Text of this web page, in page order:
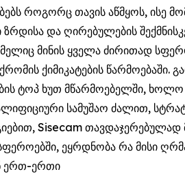
როგორც თავის აწმყოს, ისე
და ღირებულების
მინის ყველა ძირითად
ქიმიკატების წარმოებაში.
ტოპ ხუთ მწარმოებელში,
სამუშაო ძალით,
Sisecam თავდაჯერებულად
ეყრდნობა რა მისი
ერთ-ერთი